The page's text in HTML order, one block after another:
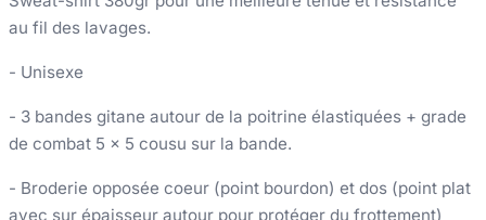
au fil des lavages.
- Unisexe
- 3 bandes gitane autour de la poitrine élastiquées + grade
de combat 5 x 5 cousu sur la bande.
- Broderie opposée coeur (point bourdon) et dos (point plat
avec sur épaisseur autour pour protéger du frottement)